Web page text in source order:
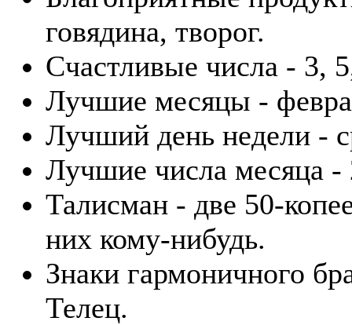
говядина, творог.
Счастливые числа - 3,
Лучшие месяцы -
Лучший день недели -
Лучшие числа месяца -
Талисман - две 50-
них кому-нибудь.
Знаки гармоничного
Телец.